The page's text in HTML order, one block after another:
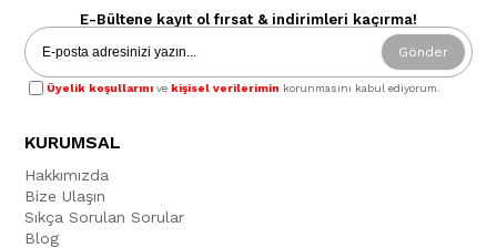
E-Bültene kayıt ol fırsat & indirimleri kaçırma!
Gönder
Üyelik koşullarını ve kişisel verilerimin korunmasını kabul ediyorum.
KURUMSAL
Hakkımızda
Bize Ulaşın
Sıkça Sorulan Sorular
Blog